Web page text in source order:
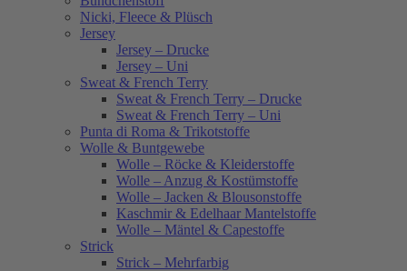
Nicki, Fleece & Plüsch
Jersey
Jersey – Drucke
Jersey – Uni
Sweat & French Terry
Sweat & French Terry – Drucke
Sweat & French Terry – Uni
Punta di Roma & Trikotstoffe
Wolle & Buntgewebe
Wolle – Röcke & Kleiderstoffe
Wolle – Anzug & Kostümstoffe
Wolle – Jacken & Blousonstoffe
Kaschmir & Edelhaar Mantelstoffe
Wolle – Mäntel & Capestoffe
Strick
Strick – Mehrfarbig